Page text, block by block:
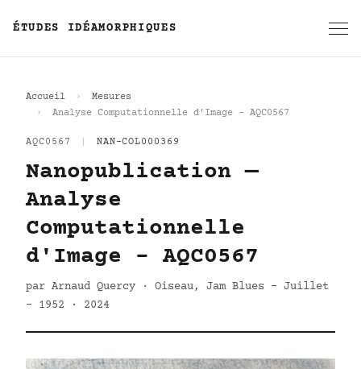
ÉTUDES IDÉAMORPHIQUES
Accueil
Mesures
Analyse Computationnelle d'Image - AQC0567
AQC0567 NAN-COL000369
Nanopublication —
Analyse
Computationnelle
d'Image - AQC0567
par Arnaud Quercy · Oiseau, Jam Blues - Juillet
- 1952 · 2024